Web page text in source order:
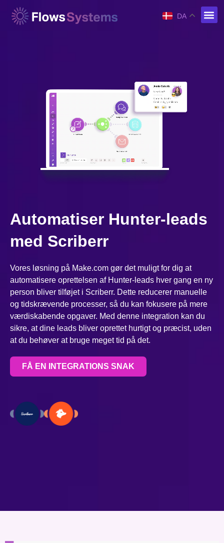
DA
Automatiser Hunter-leads
med Scriberr
Vores løsning på Make.com gør det muligt for dig at
automatisere oprettelsen af Hunter-leads hver gang en ny
person bliver tilføjet i Scriberr. Dette reducerer manuelle
og tidskrævende processer, så du kan fokusere på mere
værdiskabende opgaver. Med denne integration kan du
sikre, at dine leads bliver oprettet hurtigt og præcist, uden
at du behøver at bruge meget tid på det.
FÅ EN INTEGRATIONS SNAK